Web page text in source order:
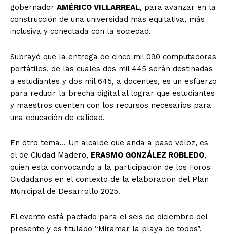
gobernador AMÉRICO VILLARREAL, para avanzar en la
construcción de una universidad más equitativa, más
inclusiva y conectada con la sociedad.
Subrayó que la entrega de cinco mil 090 computadoras
portátiles, de las cuales dos mil 445 serán destinadas
a estudiantes y dos mil 645, a docentes, es un esfuerzo
para reducir la brecha digital al lograr que estudiantes
y maestros cuenten con los recursos necesarios para
una educación de calidad.
En otro tema… Un alcalde que anda a paso veloz, es
el de Ciudad Madero, ERASMO GONZÁLEZ ROBLEDO,
quien está convocando a la participación de los Foros
Ciudadanos en el contexto de la elaboración del Plan
Municipal de Desarrollo 2025.
El evento está pactado para el seis de diciembre del
presente y es titulado “Miramar la playa de todos”,